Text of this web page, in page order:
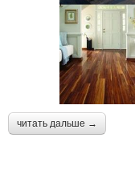
читать дальше →